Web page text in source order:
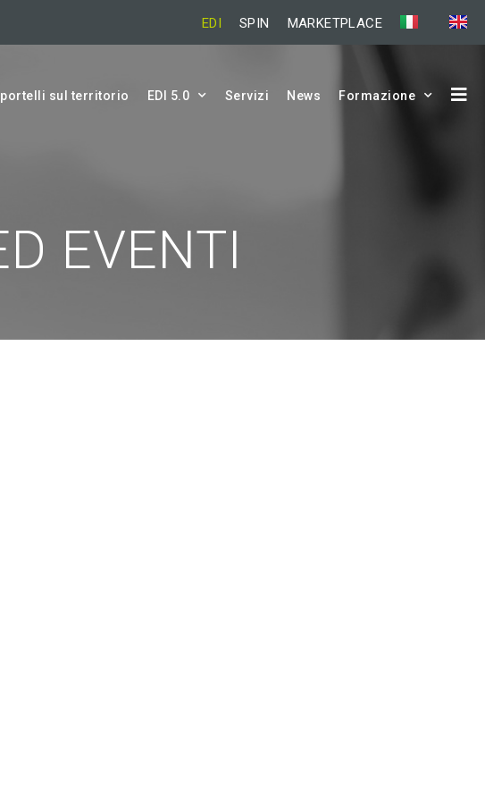
EDI SPIN MARKETPLACE
sul territorio EDI 5.0 Servizi News Formazione
EVENTI